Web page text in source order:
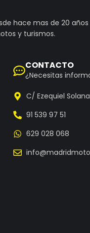
hace mas de 20
y turismos.
CONTACTO
¿Necesitas
C/ Ezequiel
91 539 97 51
629 028 068